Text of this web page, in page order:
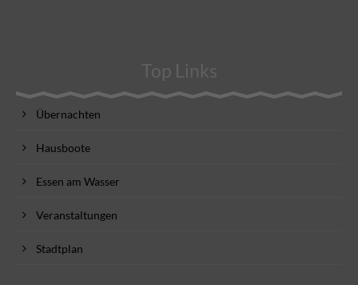
Top Links
Übernachten
Hausboote
Essen am Wasser
Veranstaltungen
Stadtplan